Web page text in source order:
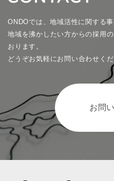
ONDOでは、地域活性に関する
地域を沸かしたい方からの採用
おります。
どうぞお気軽にお問い合わせくだ
お問